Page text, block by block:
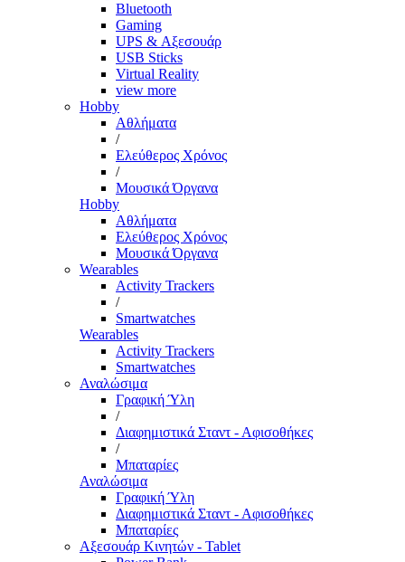
Bluetooth
Gaming
UPS & Αξεσουάρ
USB Sticks
Virtual Reality
view more
Hobby
Αθλήματα
/
Ελεύθερος Χρόνος
/
Μουσικά Όργανα
Hobby
Αθλήματα
Ελεύθερος Χρόνος
Μουσικά Όργανα
Wearables
Activity Trackers
/
Smartwatches
Wearables
Activity Trackers
Smartwatches
Αναλώσιμα
Γραφική Ύλη
/
Διαφημιστικά Σταντ - Αφισοθήκες
/
Μπαταρίες
Αναλώσιμα
Γραφική Ύλη
Διαφημιστικά Σταντ - Αφισοθήκες
Μπαταρίες
Αξεσουάρ Κινητών - Tablet